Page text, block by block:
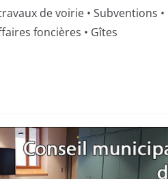
de voirie • Subventions •
foncières • Gîtes